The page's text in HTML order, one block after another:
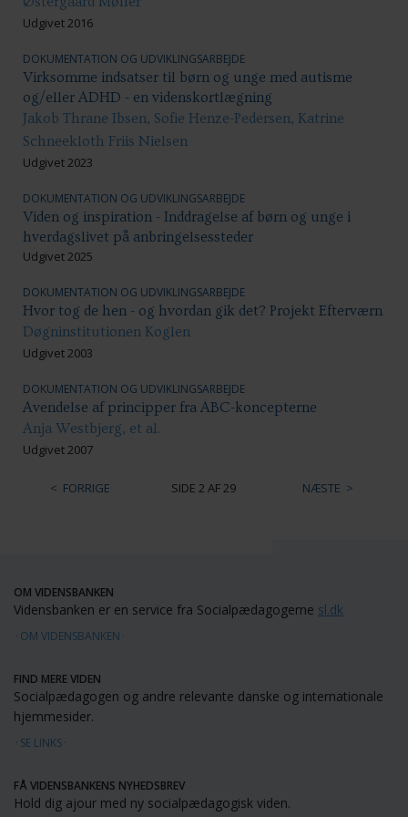
Udgivet 2016
DOKUMENTATION OG UDVIKLINGSARBEJDE
Virksomme indsatser til børn og unge med autisme
og/eller ADHD - en videnskortlægning
Jakob Thrane Ibsen, Sofie Henze-Pedersen, Katrine
Schneekloth Friis Nielsen
Udgivet 2023
DOKUMENTATION OG UDVIKLINGSARBEJDE
Viden og inspiration - Inddragelse af børn og unge i
hverdagslivet på anbringelsessteder
Udgivet 2025
DOKUMENTATION OG UDVIKLINGSARBEJDE
Hvor tog de hen - og hvordan gik det? Projekt Efterværn
Døgninstitutionen Koglen
Udgivet 2003
DOKUMENTATION OG UDVIKLINGSARBEJDE
Avendelse af principper fra ABC-koncepterne
Anja Westbjerg, et al.
Udgivet 2007
FORRIGE SIDE 2 AF 29 NÆSTE
OM VIDENSBANKEN
Vidensbanken er en service fra Socialpædagogerne sl.dk
OM VIDENSBANKEN
FIND MERE VIDEN
Socialpædagogen og andre relevante danske og internationale
hjemmesider.
SE LINKS
FÅ VIDENSBANKENS NYHEDSBREV
Hold dig ajour med ny socialpædagogisk viden.